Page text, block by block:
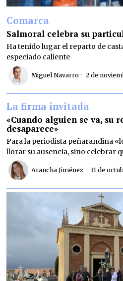
Comarca
Salmoral celebra su
Ha tenido lugar el reparto de
especiado caliente
Miguel Navarro 2 de
La firma invitada
«Cuando alguien se va, su
desaparece»
Para la periodista peñarandina
llorar su ausencia, sino celebrar
Arancha Jiménez 31 de